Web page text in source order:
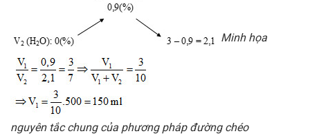
Minh họa
nguyên tắc chung của phương pháp đường chéo